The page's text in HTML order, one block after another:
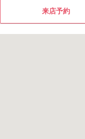
来店予約